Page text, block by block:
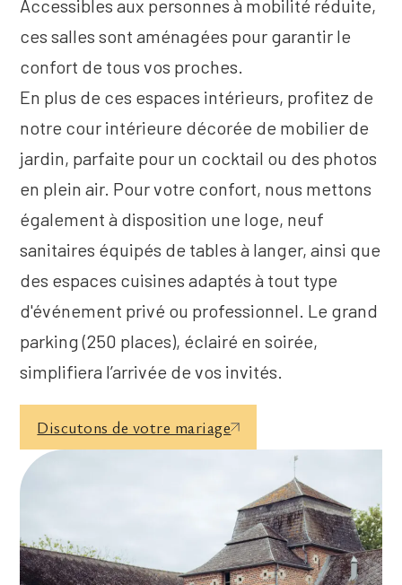
Accessibles aux personnes à mobilité réduite,
ces salles sont aménagées pour garantir le
confort de tous vos proches.
En plus de ces espaces intérieurs, profitez de
notre cour intérieure décorée de mobilier de
jardin, parfaite pour un cocktail ou des photos
en plein air. Pour votre confort, nous mettons
également à disposition une loge, neuf
sanitaires équipés de tables à langer, ainsi que
des espaces cuisines adaptés à tout type
d'événement privé ou professionnel. Le grand
parking (250 places), éclairé en soirée,
simplifiera l’arrivée de vos invités.
Discutons de votre mariage